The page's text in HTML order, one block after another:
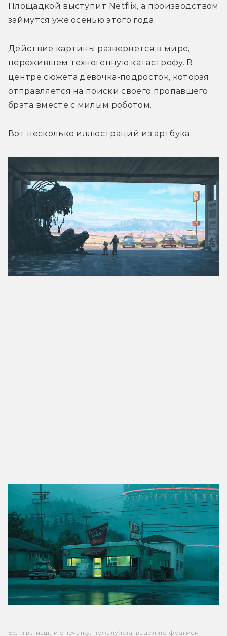
Площадкой выступит Netflix, а производством
займутся уже осенью этого года.
Действие картины развернется в мире,
пережившем техногенную катастрофу. В
центре сюжета девочка-подросток, которая
отправляется на поиски своего пропавшего
брата вместе с милым роботом.
Вот несколько иллюстраций из артбука:
Если вы нашли опечатку, пожалуйста, выделите фрагмент